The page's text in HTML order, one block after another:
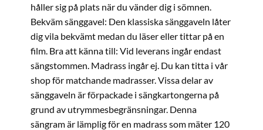
håller sig på plats när du vänder dig i sömnen.
Bekväm sänggavel: Den klassiska sänggaveln låter
dig vila bekvämt medan du läser eller tittar på en
film. Bra att känna till: Vid leverans ingår endast
sängstommen. Madrass ingår ej. Du kan titta i vår
shop för matchande madrasser. Vissa delar av
sänggaveln är förpackade i sängkartongerna på
grund av utrymmesbegränsningar. Denna
sängram är lämplig för en madrass som mäter 120